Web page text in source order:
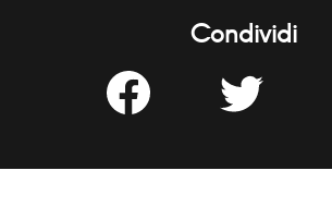
Condividi
Share
Facebook
Share
Twitter